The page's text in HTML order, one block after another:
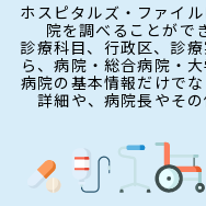
ホスピタルズ・ファイ
院を調べることがで
診療科目、行政区、診
ら、病院・総合病院・
病院の基本情報だけで
詳細や、病院長やそ